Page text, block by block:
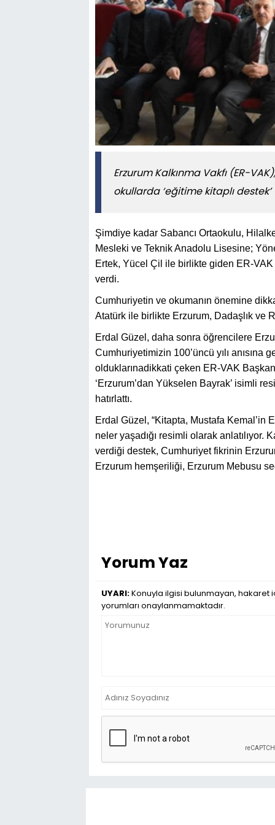
Erzurum Kalkınma Vakfı (ER-
okullarda ‘eğitime kitaplı
Şimdiye kadar Sabancı Ortaokulu,
Mesleki ve Teknik Anadolu Lisesine;
Ertek, Yücel Çil ile birlikte giden ER-
verdi.
Cumhuriyetin ve okumanın önemine
Atatürk ile birlikte Erzurum, Dadaşlık ve
Erdal Güzel, daha sonra öğrencilere
Cumhuriyetimizin 100’üncü yılı
olduklarınadikkati çeken ER-VAK
‘Erzurum’dan Yükselen Bayrak’ isimli
hatırlattı.
Erdal Güzel, “Kitapta, Mustafa Kemal’in
neler yaşadığı resimli olarak anlatılıyor.
verdiği destek, Cumhuriyet fikrinin
Erzurum hemşeriliği, Erzurum Mebusu
Yorum Yaz
UYARI:Konuyla ilgisi bulunmayan, hakaret
yorumları onaylanmamaktadır.